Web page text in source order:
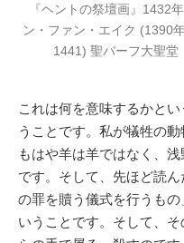
『ヘントの祭壇画』1432
ン・ファン・エイク (1390
1441) 聖バーフ大聖堂
これは何を意味するかと
うことです。私が犠牲の
もはや羊は羊ではなく、
です。そして、先ほど読
の罪を贖う儀式を行うも
いうことです。そして、